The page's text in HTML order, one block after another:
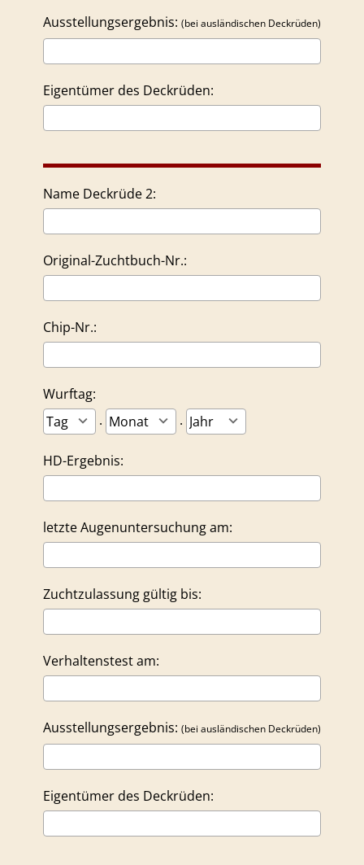
Ausstellungsergebnis: (bei ausländischen Deckrüden)
Eigentümer des Deckrüden:
Name Deckrüde 2:
Original-Zuchtbuch-Nr.:
Chip-Nr.:
Wurftag:
.
.
HD-Ergebnis:
letzte Augenuntersuchung am:
Zuchtzulassung gültig bis:
Verhaltenstest am:
Ausstellungsergebnis: (bei ausländischen Deckrüden)
Eigentümer des Deckrüden: